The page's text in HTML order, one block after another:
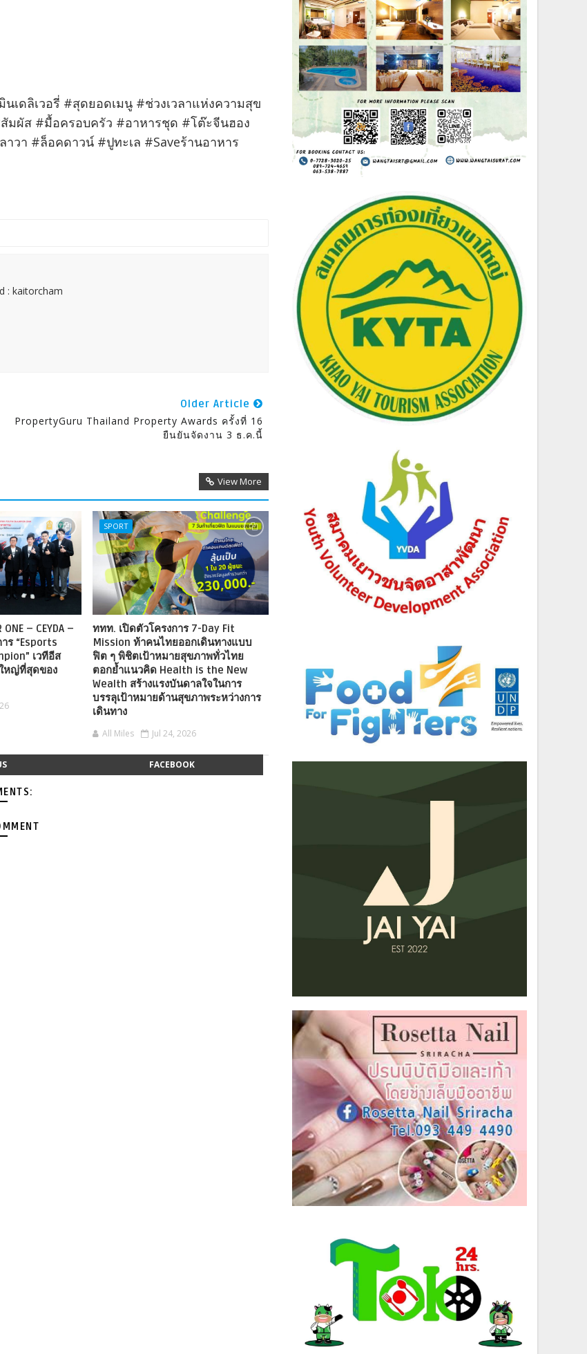
ดลิเวอรี่ #สุดยอดเมนู #ช่วงเวลาแห่งความสุข
มผัส #มื้อครอบครัว #อาหารชุด #โต๊ะจีนฮอง
วา #ล็อคดาวน์ #ปูทะเล #Saveร้านอาหาร
: kaitorcham
Older Article
PropertyGuru Thailand Property Awards ครั้งที่ 16
ยืนยันจัดงาน 3 ธ.ค.นี้
View More
– CEYDA –
ร “Esports
เวทีอีส
หญ่ที่สุดของ
SPORT
ททท. เปิดตัวโครงการ 7-Day Fit
Mission ท้าคนไทยออกเดินทางแบบ
ฟิต ๆ พิชิตเป้าหมายสุขภาพทั่วไทย
ตอกย้ำแนวคิด Health is the New
Wealth สร้างแรงบันดาลใจในการ
บรรลุเป้าหมายด้านสุขภาพระหว่างการ
เดินทาง
All Miles Jul 24, 2026
FACEBOOK